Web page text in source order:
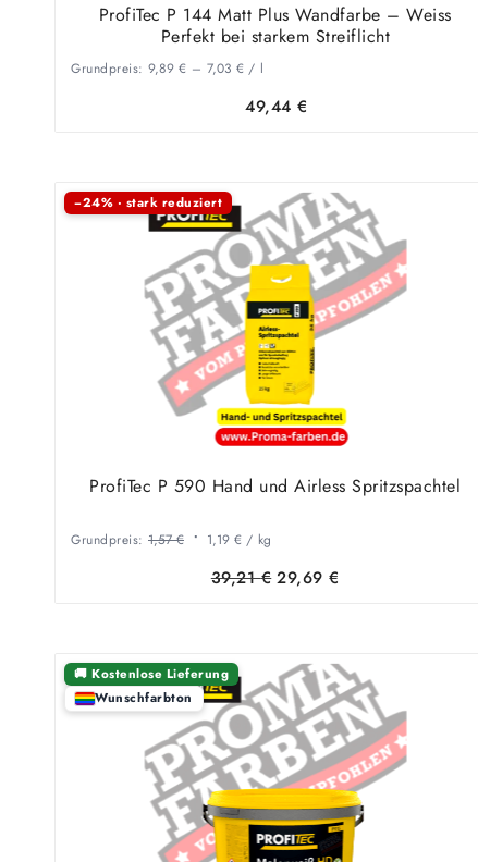
ProfiTec P 144 Matt Plus Wandfarbe – Weiss
Perfekt bei starkem Streiflicht
Grundpreis: 9,89 € – 7,03 €/ l
49,44€
−24% · stark reduziert
ProfiTec P 590 Hand und Airless Spritzspachtel
Grundpreis: 1,57€ 1,19 €/ kg
39,21€Ursprünglicher
Preis
29,69€
🚚 Kostenlose Lieferung
Wunschfarbton